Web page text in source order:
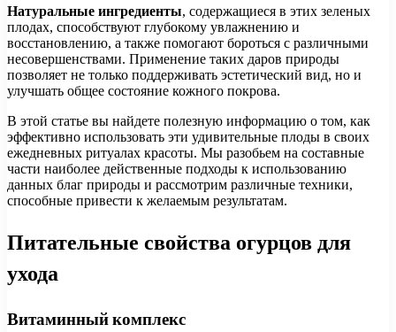
Натуральные ингредиенты, содержащиеся в этих зеленых
плодах, способствуют глубокому увлажнению и
восстановлению, а также помогают бороться с различными
несовершенствами. Применение таких даров природы
позволяет не только поддерживать эстетический вид, но и
улучшать общее состояние кожного покрова.
В этой статье вы найдете полезную информацию о том, как
эффективно использовать эти удивительные плоды в своих
ежедневных ритуалах красоты. Мы разобьем на составные
части наиболее действенные подходы к использованию
данных благ природы и рассмотрим различные техники,
способные привести к желаемым результатам.
Питательные свойства огурцов для
ухода
Витаминный комплекс